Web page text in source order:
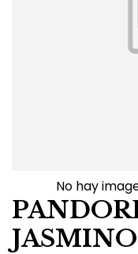
No hay